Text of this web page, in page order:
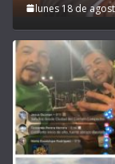
lunes 18 de